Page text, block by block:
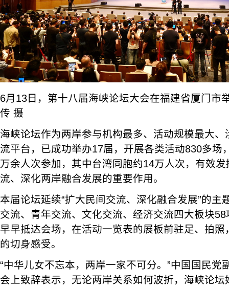
6月13日，第十八届海峡论坛大会在福建省厦门市
传 摄
海峡论坛作为两岸参与机构最多、活动规模最大
流平台，已成功举办17届，开展各类活动830多场
万余人次参加，其中台湾同胞约14万人次，有效
流、深化两岸融合发展的重要作用。
本届论坛延续“扩大民间交流、深化融合发展”的主
交流、青年交流、文化交流、经济交流四大板块
早早抵达会场，在活动一览表的展板前驻足、拍
的切身感受。
“中华儿女不忘本，两岸一家不可分。”中国国民党
会上致辞表示，无论两岸关系如何波折，海峡论